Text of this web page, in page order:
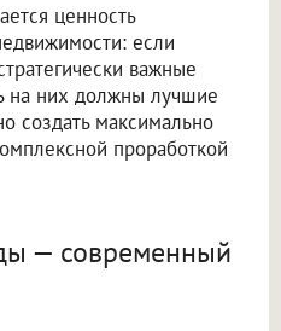
ценность
если
важные
на них должны лучшие
создать максимально
проработкой
— современный